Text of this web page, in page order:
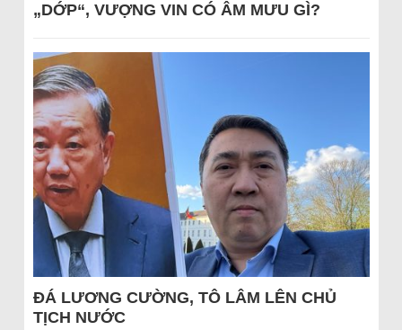
„DỚP“, VƯỢNG VIN CÓ ÂM MƯU GÌ?
ĐÁ LƯƠNG CƯỜNG, TÔ LÂM LÊN CHỦ
TỊCH NƯỚC